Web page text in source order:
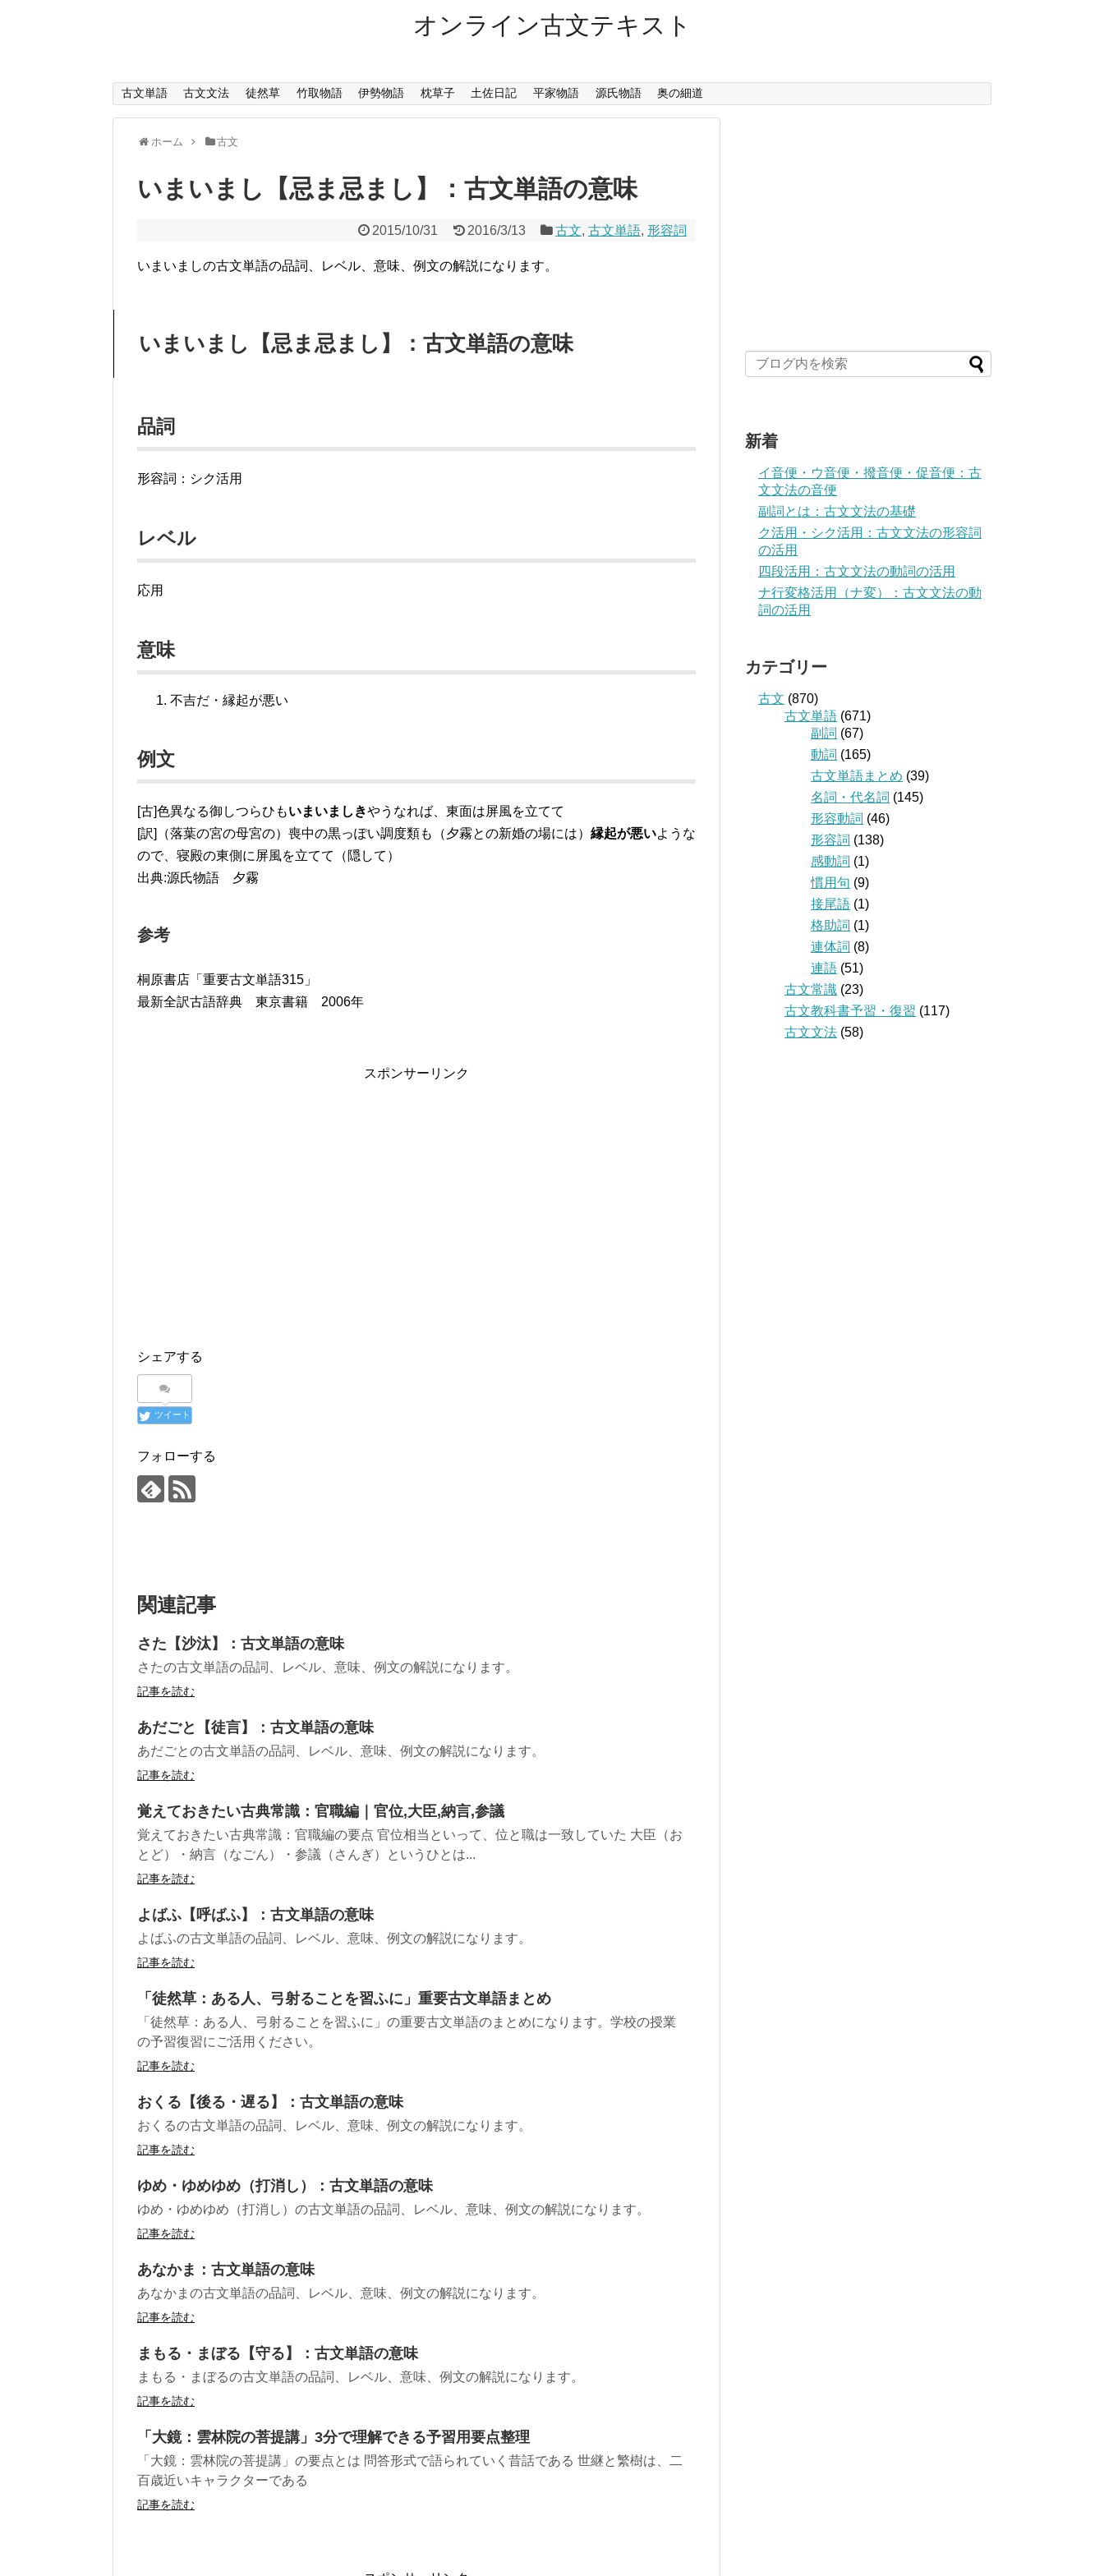
オンライン古文テキスト
古文単語 古文文法 徒然草 竹取物語 伊勢物語 枕草子 土佐日記 平家物語 源氏物語 奥の細道
ホーム 古文
いまいまし【忌ま忌まし】：古文単語の意味
2015/10/31 2016/3/13 古文, 古文単語, 形容詞
いまいましの古文単語の品詞、レベル、意味、例文の解説になります。
いまいまし【忌ま忌まし】：古文単語の意味
品詞
形容詞：シク活用
レベル
応用
意味
不吉だ・縁起が悪い
例文
[古]色異なる御しつらひもいまいましきやうなれば、東面は屏風を立てて
[訳]（落葉の宮の母宮の）喪中の黒っぽい調度類も（夕霧との新婚の場には） 縁起が悪いような
ので、寝殿の東側に屏風を立てて（隠して）
出典:源氏物語 夕霧
参考
桐原書店「重要古文単語315」
最新全訳古語辞典 東京書籍 2006年
スポンサーリンク
シェアする
ツイート
フォローする
関連記事
さた【沙汰】：古文単語の意味
さたの古文単語の品詞、レベル、意味、例文の解説になります。
記事を読む
あだごと【徒言】：古文単語の意味
あだごとの古文単語の品詞、レベル、意味、例文の解説になります。
記事を読む
覚えておきたい古典常識：官職編｜官位,大臣,納言,参議
覚えておきたい古典常識：官職編の要点 官位相当といって、位と職は一致していた 大臣（お
とど）・納言（なごん）・参議（さんぎ）というひとは...
記事を読む
よばふ【呼ばふ】：古文単語の意味
よばふの古文単語の品詞、レベル、意味、例文の解説になります。
記事を読む
「徒然草：ある人、弓射ることを習ふに」重要古文単語まとめ
「徒然草：ある人、弓射ることを習ふに」の重要古文単語のまとめになります。学校の授業
の予習復習にご活用ください。
記事を読む
おくる【後る・遅る】：古文単語の意味
おくるの古文単語の品詞、レベル、意味、例文の解説になります。
記事を読む
ゆめ・ゆめゆめ（打消し）：古文単語の意味
ゆめ・ゆめゆめ（打消し）の古文単語の品詞、レベル、意味、例文の解説になります。
記事を読む
あなかま：古文単語の意味
あなかまの古文単語の品詞、レベル、意味、例文の解説になります。
記事を読む
まもる・まぼる【守る】：古文単語の意味
まもる・まぼるの古文単語の品詞、レベル、意味、例文の解説になります。
記事を読む
「大鏡：雲林院の菩提講」3分で理解できる予習用要点整理
「大鏡：雲林院の菩提講」の要点とは 問答形式で語られていく昔話である 世継と繁樹は、二
百歳近いキャラクターである
記事を読む
新着
イ音便・ウ音便・撥音便・促音便：古
文文法の音便
副詞とは：古文文法の基礎
ク活用・シク活用：古文文法の形容詞
の活用
四段活用：古文文法の動詞の活用
ナ行変格活用（ナ変）：古文文法の動
詞の活用
カテゴリー
古文 (870)
古文単語 (671)
副詞 (67)
動詞 (165)
古文単語まとめ (39)
名詞・代名詞 (145)
形容動詞 (46)
形容詞 (138)
感動詞 (1)
慣用句 (9)
接尾語 (1)
格助詞 (1)
連体詞 (8)
連語 (51)
古文常識 (23)
古文教科書予習・復習 (117)
古文文法 (58)